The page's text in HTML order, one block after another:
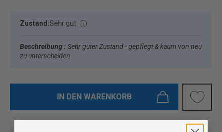
Zustand:Sehr gut
Beschreibung : Sehr guter Zustand - gepflegt & kaum von neu
zu unterscheiden
IN DEN WARENKORB